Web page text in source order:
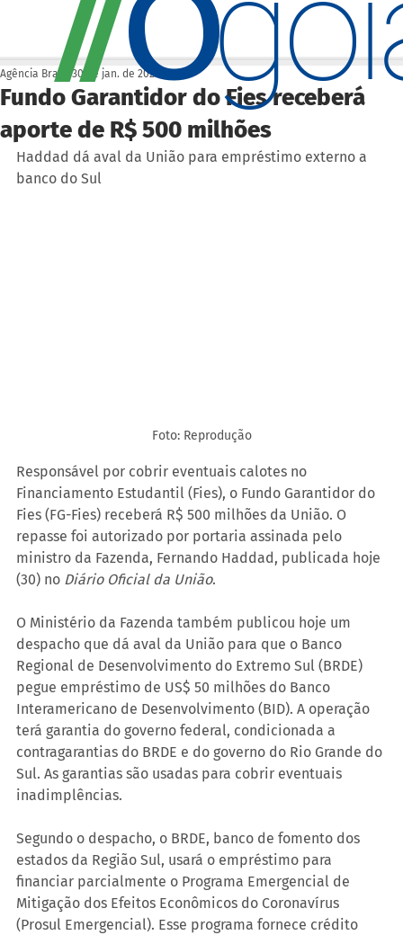
Fundo Garantidor do Fies receberá
aporte de R$ 500 milhões
Agência Brasil 30 de jan. de 2023
Haddad dá aval da União para empréstimo externo a
banco do Sul
Foto: Reprodução
Responsável por cobrir eventuais calotes no
Financiamento Estudantil (Fies), o Fundo Garantidor do
Fies (FG-Fies) receberá R$ 500 milhões da União. O
repasse foi autorizado por portaria assinada pelo
ministro da Fazenda, Fernando Haddad, publicada hoje
(30) no Diário Oficial da União.
O Ministério da Fazenda também publicou hoje um
despacho que dá aval da União para que o Banco
Regional de Desenvolvimento do Extremo Sul (BRDE)
pegue empréstimo de US$ 50 milhões do Banco
Interamericano de Desenvolvimento (BID). A operação
terá garantia do governo federal, condicionada a
contragarantias do BRDE e do governo do Rio Grande do
Sul. As garantias são usadas para cobrir eventuais
inadimplências.
Segundo o despacho, o BRDE, banco de fomento dos
estados da Região Sul, usará o empréstimo para
financiar parcialmente o Programa Emergencial de
Mitigação dos Efeitos Econômicos do Coronavírus
(Prosul Emergencial). Esse programa fornece crédito